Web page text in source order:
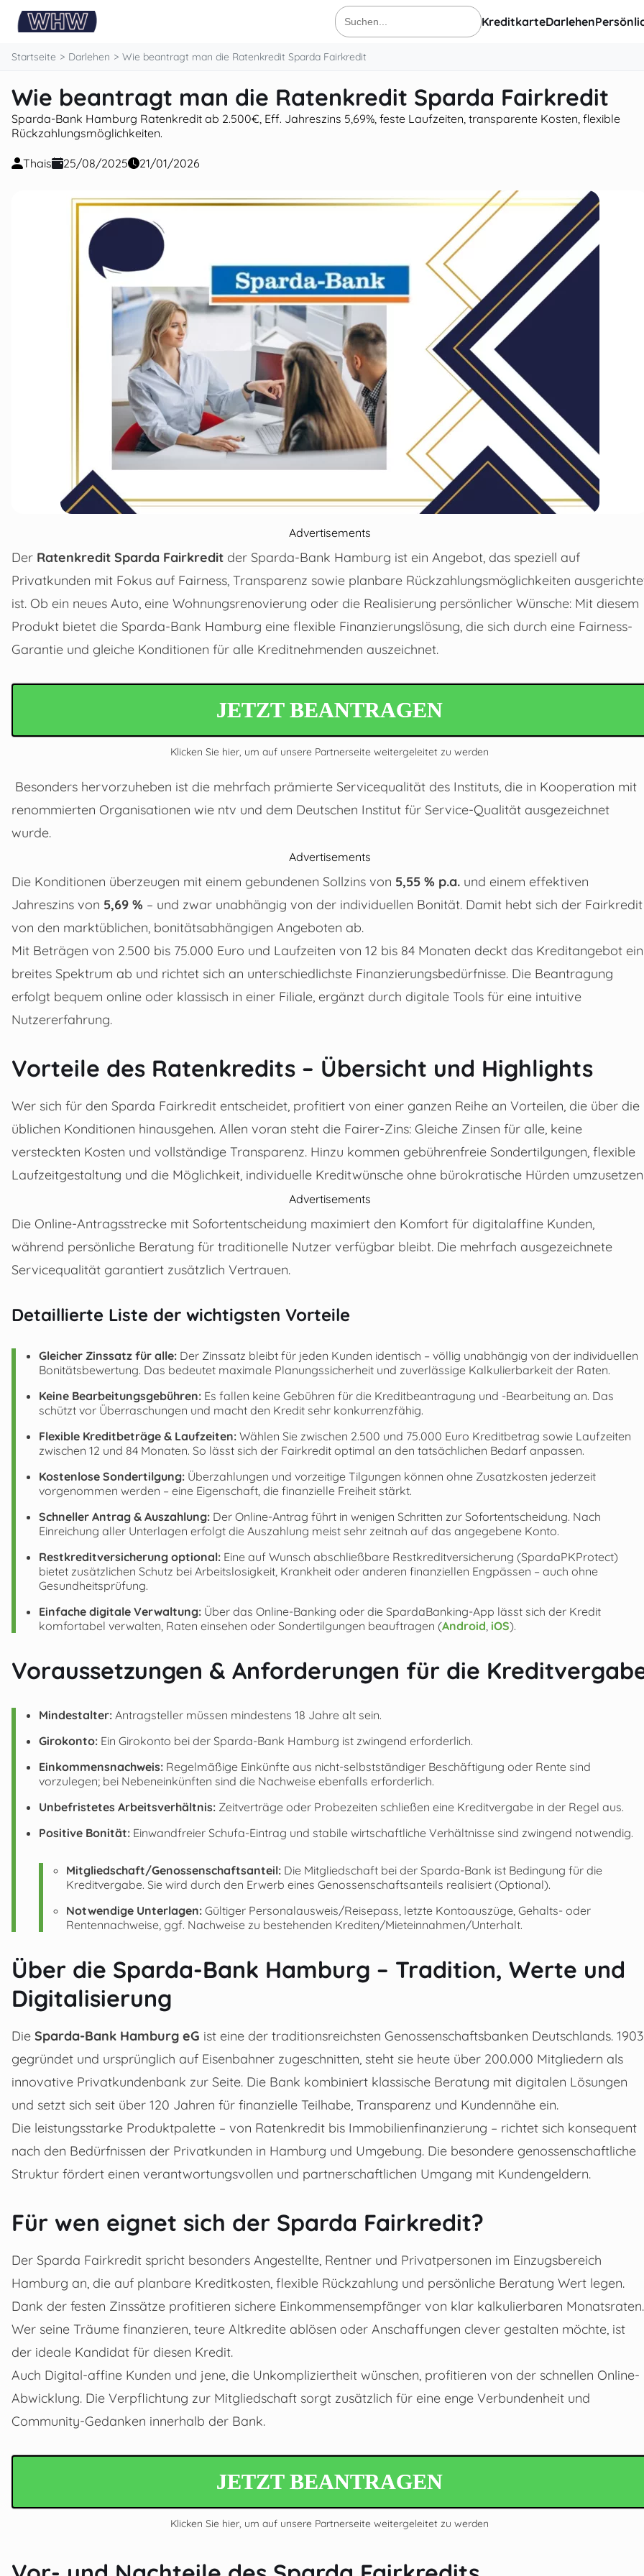
Suche
nach:
KreditkarteDarlehen
Startseite Darlehen Wie beantragt man die Ratenkredit Sparda Fairkredit
Wie beantragt man die Ratenkredit Sparda Fairkredit
Sparda-Bank Hamburg Ratenkredit ab 2.500€, Eff. Jahreszins 5,69%, feste Laufzeiten, transparente Kosten, flexible
Rückzahlungsmöglichkeiten.
Thais 25/08/2025 21/01/2026
Advertisements
Der Ratenkredit Sparda Fairkredit der Sparda-Bank Hamburg ist ein Angebot, das speziell auf
Privatkunden mit Fokus auf Fairness, Transparenz sowie planbare Rückzahlungsmöglichkeiten
ist. Ob ein neues Auto, eine Wohnungsrenovierung oder die Realisierung persönlicher Wünsche: Mit diesem
Produkt bietet die Sparda-Bank Hamburg eine flexible Finanzierungslösung, die sich durch eine Fairness-
Garantie und gleiche Konditionen für alle Kreditnehmenden auszeichnet.
JETZT BEANTRAGEN
Klicken Sie hier, um auf unsere Partnerseite weitergeleitet zu werden
Besonders hervorzuheben ist die mehrfach prämierte Servicequalität des Instituts, die in Kooperation mit
renommierten Organisationen wie ntv und dem Deutschen Institut für Service-Qualität ausgezeichnet
wurde.
Advertisements
Die Konditionen überzeugen mit einem gebundenen Sollzins von 5,55 % p.a. und einem effektiven
Jahreszins von 5,69 % – und zwar unabhängig von der individuellen Bonität. Damit hebt sich der Fairkredit
von den marktüblichen, bonitätsabhängigen Angeboten ab.
Mit Beträgen von 2.500 bis 75.000 Euro und Laufzeiten von 12 bis 84 Monaten deckt das Kreditangebot ein
breites Spektrum ab und richtet sich an unterschiedlichste Finanzierungsbedürfnisse. Die Beantragung
erfolgt bequem online oder klassisch in einer Filiale, ergänzt durch digitale Tools für eine intuitive
Nutzererfahrung.
Vorteile des Ratenkredits – Übersicht und Highlights
Wer sich für den Sparda Fairkredit entscheidet, profitiert von einer ganzen Reihe an Vorteilen, die über die
üblichen Konditionen hinausgehen. Allen voran steht die Fairer-Zins: Gleiche Zinsen für alle, keine
versteckten Kosten und vollständige Transparenz. Hinzu kommen gebührenfreie Sondertilgungen, flexible
Laufzeitgestaltung und die Möglichkeit, individuelle Kreditwünsche ohne bürokratische Hürden
Advertisements
Die Online-Antragsstrecke mit Sofortentscheidung maximiert den Komfort für digitalaffine Kunden,
während persönliche Beratung für traditionelle Nutzer verfügbar bleibt. Die mehrfach ausgezeichnete
Servicequalität garantiert zusätzlich Vertrauen.
Detaillierte Liste der wichtigsten Vorteile
Gleicher Zinssatz für alle: Der Zinssatz bleibt für jeden Kunden identisch – völlig unabhängig von der individuellen
Bonitätsbewertung. Das bedeutet maximale Planungssicherheit und zuverlässige Kalkulierbarkeit der Raten.
Keine Bearbeitungsgebühren: Es fallen keine Gebühren für die Kreditbeantragung und -Bearbeitung an. Das
schützt vor Überraschungen und macht den Kredit sehr konkurrenzfähig.
Flexible Kreditbeträge & Laufzeiten: Wählen Sie zwischen 2.500 und 75.000 Euro Kreditbetrag sowie Laufzeiten
zwischen 12 und 84 Monaten. So lässt sich der Fairkredit optimal an den tatsächlichen Bedarf anpassen.
Kostenlose Sondertilgung: Überzahlungen und vorzeitige Tilgungen können ohne Zusatzkosten jederzeit
vorgenommen werden – eine Eigenschaft, die finanzielle Freiheit stärkt.
Schneller Antrag & Auszahlung: Der Online-Antrag führt in wenigen Schritten zur Sofortentscheidung. Nach
Einreichung aller Unterlagen erfolgt die Auszahlung meist sehr zeitnah auf das angegebene Konto.
Restkreditversicherung optional: Eine auf Wunsch abschließbare Restkreditversicherung (SpardaPKProtect)
bietet zusätzlichen Schutz bei Arbeitslosigkeit, Krankheit oder anderen finanziellen Engpässen – auch ohne
Gesundheitsprüfung.
Einfache digitale Verwaltung: Über das Online-Banking oder die SpardaBanking-App lässt sich der Kredit
komfortabel verwalten, Raten einsehen oder Sondertilgungen beauftragen (Android, iOS).
Voraussetzungen & Anforderungen für die
Mindestalter: Antragsteller müssen mindestens 18 Jahre alt sein.
Girokonto: Ein Girokonto bei der Sparda-Bank Hamburg ist zwingend erforderlich.
Einkommensnachweis: Regelmäßige Einkünfte aus nicht-selbstständiger Beschäftigung oder Rente sind
vorzulegen; bei Nebeneinkünften sind die Nachweise ebenfalls erforderlich.
Unbefristetes Arbeitsverhältnis: Zeitverträge oder Probezeiten schließen eine Kreditvergabe in der Regel aus.
Positive Bonität: Einwandfreier Schufa-Eintrag und stabile wirtschaftliche Verhältnisse sind zwingend notwendig.
Mitgliedschaft/Genossenschaftsanteil: Die Mitgliedschaft bei der Sparda-Bank ist Bedingung für die
Kreditvergabe. Sie wird durch den Erwerb eines Genossenschaftsanteils realisiert (Optional).
Notwendige Unterlagen: Gültiger Personalausweis/Reisepass, letzte Kontoauszüge, Gehalts- oder
Rentennachweise, ggf. Nachweise zu bestehenden Krediten/Mieteinnahmen/Unterhalt.
Über die Sparda-Bank Hamburg – Tradition, Werte und
Digitalisierung
Die Sparda-Bank Hamburg eG ist eine der traditionsreichsten Genossenschaftsbanken Deutschlands. 1903
gegründet und ursprünglich auf Eisenbahner zugeschnitten, steht sie heute über 200.000 Mitgliedern als
innovative Privatkundenbank zur Seite. Die Bank kombiniert klassische Beratung mit digitalen Lösungen
und setzt sich seit über 120 Jahren für finanzielle Teilhabe, Transparenz und Kundennähe ein.
Die leistungsstarke Produktpalette – von Ratenkredit bis Immobilienfinanzierung – richtet sich konsequent
nach den Bedürfnissen der Privatkunden in Hamburg und Umgebung. Die besondere genossenschaftliche
Struktur fördert einen verantwortungsvollen und partnerschaftlichen Umgang mit Kundengeldern.
Für wen eignet sich der Sparda Fairkredit?
Der Sparda Fairkredit spricht besonders Angestellte, Rentner und Privatpersonen im Einzugsbereich
Hamburg an, die auf planbare Kreditkosten, flexible Rückzahlung und persönliche Beratung Wert legen.
Dank der festen Zinssätze profitieren sichere Einkommensempfänger von klar kalkulierbaren Monatsraten.
Wer seine Träume finanzieren, teure Altkredite ablösen oder Anschaffungen clever gestalten möchte, ist
der ideale Kandidat für diesen Kredit.
Auch Digital-affine Kunden und jene, die Unkompliziertheit wünschen, profitieren von der schnellen Online-
Abwicklung. Die Verpflichtung zur Mitgliedschaft sorgt zusätzlich für eine enge Verbundenheit und
Community-Gedanken innerhalb der Bank.
JETZT BEANTRAGEN
Klicken Sie hier, um auf unsere Partnerseite weitergeleitet zu werden